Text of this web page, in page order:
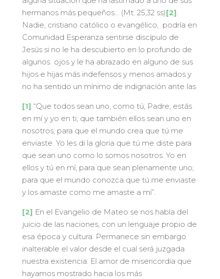
hermanos más pequeños… (Mt. 25,32 ss)[2].
Nadie, cristiano católico o evangélico, podría en
Comunidad Esperanza sentirse discípulo de
Jesús si no le ha descubierto en lo profundo de
algunos ojos y le ha abrazado en alguno de sus
hijos e hijas más indefensos y menos amados y
no ha sentido un mínimo de indignación ante las
[1] “Que todos sean uno, como tú, Padre, estás
en mí y yo en ti; que también ellos sean uno en
nosotros, para que el mundo crea que tú me
enviaste. Yo les di la gloria que tú me diste para
que sean uno como lo somos nosotros. Yo en
ellos y tú en mí, para que sean plenamente uno;
para que el mundo conozca que tú me enviaste
y los amaste como me amaste a mí”.
[2] En el Evangelio de Mateo se nos habla del
juicio de las naciones, con un lenguaje propio de
esa época y cultura. Permanece sin embargo
inalterable el valor desde el cual será juzgada
nuestra existencia: El amor de misericordia que
hayamos mostrado hacia los más